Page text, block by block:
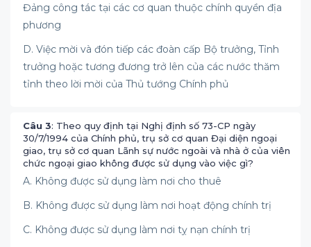
Đảng công tác tại các cơ quan thuộc chính quyền địa
phương
D. Việc mời và đón tiếp các đoàn cấp Bộ trưởng, Tỉnh
trưởng hoặc tương đương trở lên của các nước thăm
tỉnh theo lời mời của Thủ tướng Chính phủ
Câu 3: Theo quy định tại Nghị định số 73-CP ngày
30/7/1994 của Chính phủ, trụ sở cơ quan Đại diện ngoại
giao, trụ sở cơ quan Lãnh sự nước ngoài và nhà ở của viên
chức ngoại giao không được sử dụng vào việc gì?
A. Không được sử dụng làm nơi cho thuê
B. Không được sử dụng làm nơi hoạt động chính trị
C. Không được sử dụng làm nơi tỵ nạn chính trị